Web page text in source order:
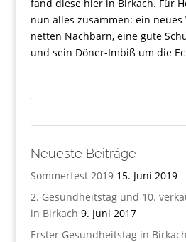
fand diese hier in Birkach. Für
nun alles zusammen: ein
netten Nachbarn, eine gute
und sein Döner-Imbiß um die
Neueste Beiträge
Sommerfest 2019 15. Juni 2019
2. Gesundheitstag und 10.
in Birkach 9. Juni 2017
Erster Gesundheitstag in Birkach